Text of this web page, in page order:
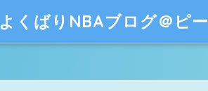
よくばりNBAブログ＠ピ